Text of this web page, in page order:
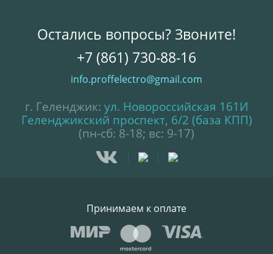
Остались вопросы? Звоните!
+7 (861) 730-88-16
info.proffelectro@gmail.com
г. Геленджик: ул. Новороссийская 161И
Геленджикский проспект, 6/2 (база КПП)
(пн-сб: 8-18; вс: 9-17)
Принимаем к оплате